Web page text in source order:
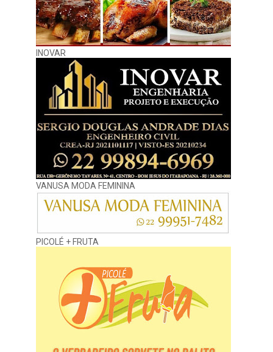
INOVAR
VANUSA MODA FEMININA
PICOLÉ + FRUTA